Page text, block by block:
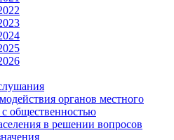
органов местного
общественностью
в решении вопросов